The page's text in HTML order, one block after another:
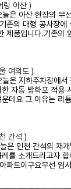
링 아산 )
은 아산 현장의 무
존의 대형 공사장에
제품입니다.기존의
여의도 )
은 지하주차장에서
자동 방화포 적용
데요 그 이유는 리
간석 )
은 인천 간석의 재
를 소개드리고자
트이구요무선 임